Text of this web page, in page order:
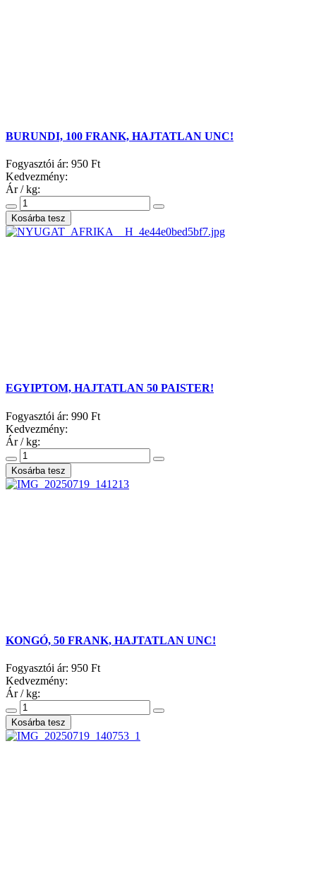
BURUNDI, 100 FRANK, HAJTATLAN UNC!
Fogyasztói ár: 950 Ft
Kedvezmény:
Ár / kg:
EGYIPTOM, HAJTATLAN 50 PAISTER!
Fogyasztói ár: 990 Ft
Kedvezmény:
Ár / kg:
KONGÓ, 50 FRANK, HAJTATLAN UNC!
Fogyasztói ár: 950 Ft
Kedvezmény:
Ár / kg: